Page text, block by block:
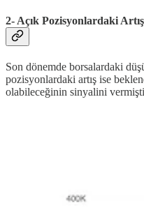
2- Açık Pozisyonlardaki Artış
Son dönemde borsalardaki
pozisyonlardaki artış ise
olabileceğinin sinyalini